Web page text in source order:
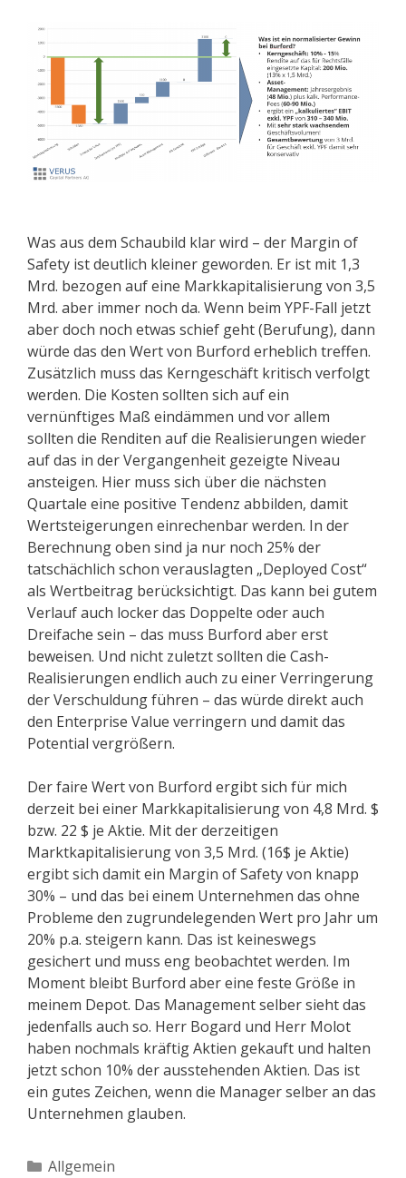
Was aus dem Schaubild klar wird – der Margin of
Safety ist deutlich kleiner geworden. Er ist mit 1,3
Mrd. bezogen auf eine Markkapitalisierung von 3,5
Mrd. aber immer noch da. Wenn beim YPF-Fall jetzt
aber doch noch etwas schief geht (Berufung), dann
würde das den Wert von Burford erheblich treffen.
Zusätzlich muss das Kerngeschäft kritisch verfolgt
werden. Die Kosten sollten sich auf ein
vernünftiges Maß eindämmen und vor allem
sollten die Renditen auf die Realisierungen wieder
auf das in der Vergangenheit gezeigte Niveau
ansteigen. Hier muss sich über die nächsten
Quartale eine positive Tendenz abbilden, damit
Wertsteigerungen einrechenbar werden. In der
Berechnung oben sind ja nur noch 25% der
tatschächlich schon verauslagten „Deployed Cost“
als Wertbeitrag berücksichtigt. Das kann bei gutem
Verlauf auch locker das Doppelte oder auch
Dreifache sein – das muss Burford aber erst
beweisen. Und nicht zuletzt sollten die Cash-
Realisierungen endlich auch zu einer Verringerung
der Verschuldung führen – das würde direkt auch
den Enterprise Value verringern und damit das
Potential vergrößern.
Der faire Wert von Burford ergibt sich für mich
derzeit bei einer Markkapitalisierung von 4,8 Mrd. $
bzw. 22 $ je Aktie. Mit der derzeitigen
Marktkapitalisierung von 3,5 Mrd. (16$ je Aktie)
ergibt sich damit ein Margin of Safety von knapp
30% – und das bei einem Unternehmen das ohne
Probleme den zugrundelegenden Wert pro Jahr um
20% p.a. steigern kann. Das ist keineswegs
gesichert und muss eng beobachtet werden. Im
Moment bleibt Burford aber eine feste Größe in
meinem Depot. Das Management selber sieht das
jedenfalls auch so. Herr Bogard und Herr Molot
haben nochmals kräftig Aktien gekauft und halten
jetzt schon 10% der ausstehenden Aktien. Das ist
ein gutes Zeichen, wenn die Manager selber an das
Unternehmen glauben.
Kategorien
Allgemein